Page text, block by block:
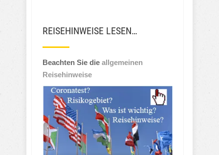
REISEHINWEISE LESEN…
Beachten Sie die allgemeinen
Reisehinweise